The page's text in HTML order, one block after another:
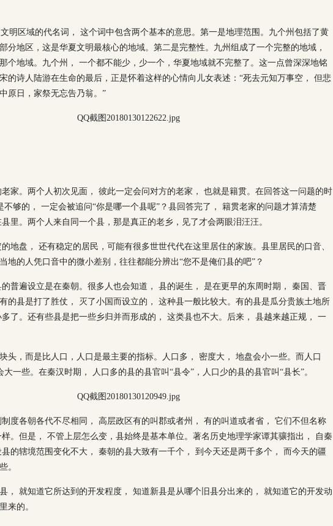
明区域的代名词， 这个词中包含两个基本的意思。第一是地理范围。九个州包括了黄
分地区，这是华夏文明最核心的地域。第二是完整性。九州组成了一个完整的地域，
个地域。九个州， 一个都不能少，少一个，华夏地域就不完整了。这一点曾深深地铭
的诗人陆游在生命的最后，正是怀着这样的心情向儿女表述：“死去元知万事空， 但悲
原日，家祭无忘告乃翁。”
家。两个人初次见面， 彼此一定会问对方的老家， 也就是籍贯。在回答这一问题的时
不够的， 一定会被追问“你是哪一个县呢”？县回答完了， 籍贯老家的问题才算清楚
里。两个人来自同一个县，那是真正的老乡，见了才会两眼泪汪汪。
地盘， 还有稳定的居民，可能有很多世世代代在这里居住的家族。县里居民的口音、
地的人凭口音中的微小差别，往往都能分辨出“您不是俺们县的吧”？
普遍设立是在秦朝。很多人也会知道， 县的诞生， 是在更早的东周时期， 秦国、晋
的县是打了胜仗， 灭了小国而设立的， 这种县一般比较大。有的县是瓜分贵族土地所
了。还有些县是把一些乡归并而形成的， 这类县也不大。后来， 县越来越正规， 一
头，而是比人口，人口是最主要的指标。人口多， 密度大， 地盘会小一些。而人口
一些。在秦汉时期， 人口多的县的县官叫“县令”，人口少的县的县官叫“县长”。
度各朝各代不尽相同， 高层政区有的叫郡或者州， 有的叫道或者省， 它们不但名称
。但是， 不管上层怎么变，县始终是基本单位。著名历史地理学家谭其骧指出， 自秦
的辖境范围变化不大， 秦朝的县大致有一千个， 到今天还是两千多个， 而今天的疆
。
， 就知道它所达到的开发程度， 知道新县是从哪个旧县分出来的， 就知道它的开发动
来的。